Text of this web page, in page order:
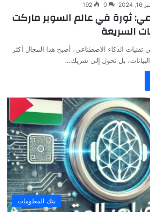
0
192
ثورة في عالم السوبر ماركت
السريعة
تقنيات الذكاء الاصطناعي، أصبح هذا المجال أكثر
بل تحول إلى شريك…
بنك المعلومات